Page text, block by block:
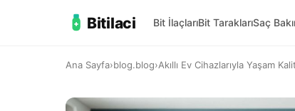
Bitilaci Bit İlaçlarıBit TaraklarıSaç
Ana Sayfa›blog.blog›Akıllı Ev Cihazlarıyla Yaşam